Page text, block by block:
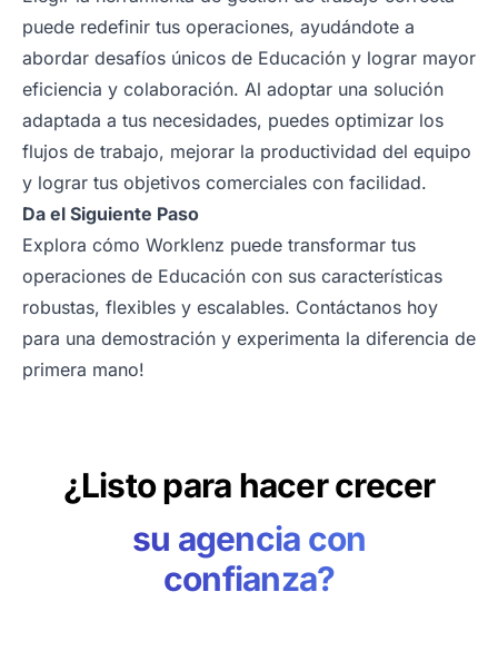
puede redefinir tus operaciones, ayudándote a
abordar desafíos únicos de Educación y lograr mayor
eficiencia y colaboración. Al adoptar una solución
adaptada a tus necesidades, puedes optimizar los
flujos de trabajo, mejorar la productividad del equipo
y lograr tus objetivos comerciales con facilidad.
Da el Siguiente Paso
Explora cómo Worklenz puede transformar tus
operaciones de Educación con sus características
robustas, flexibles y escalables. Contáctanos hoy
para una demostración y experimenta la diferencia de
primera mano!
¿Listo para hacer crecer
su agencia con
confianza?